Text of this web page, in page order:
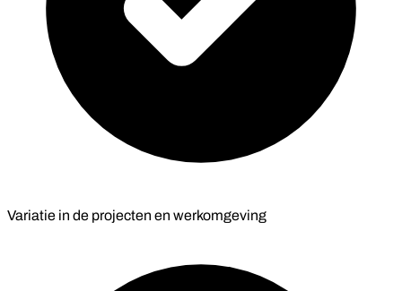
Variatie in de projecten en werkomgeving